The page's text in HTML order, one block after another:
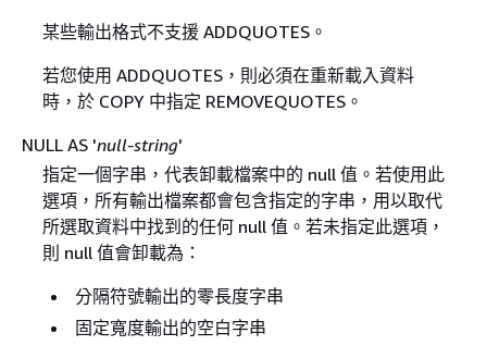
某些輸出格式不支援 ADDQUOTES。
若您使用 ADDQUOTES，則必須在重新載入資料
時，於 COPY 中指定 REMOVEQUOTES。
NULL AS 'null-string'
指定一個字串，代表卸載檔案中的 null 值。若使用此
選項，所有輸出檔案都會包含指定的字串，用以取代
所選取資料中找到的任何 null 值。若未指定此選項，
則 null 值會卸載為：
分隔符號輸出的零長度字串
固定寬度輸出的空白字串